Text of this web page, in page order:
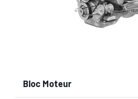
Bloc Moteur